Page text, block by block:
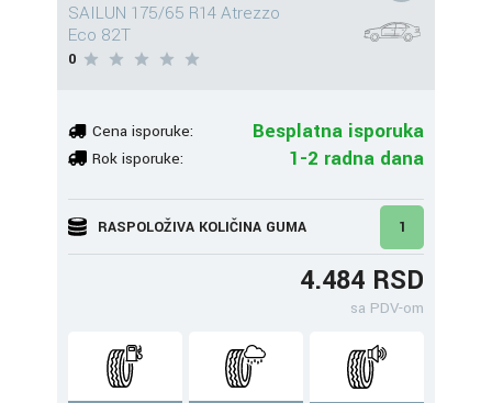
SAILUN 175/65 R14 Atrezzo
Eco 82T
0
Cena isporuke: Besplatna isporuka
Rok isporuke: 1-2 radna dana
RASPOLOŽIVA KOLIČINA GUMA 1
4.484 RSD
sa PDV-om